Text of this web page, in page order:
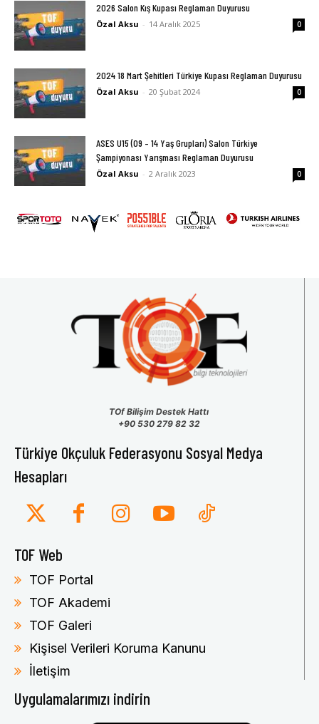
2026 Salon Kış Kupası Reglaman Duyurusu
Özal Aksu - 14 Aralık 2025 0
2024 18 Mart Şehitleri Türkiye Kupası Reglaman Duyurusu
Özal Aksu - 20 Şubat 2024 0
ASES U15 (09 – 14 Yaş Grupları) Salon Türkiye
Şampiyonası Yarışması Reglaman Duyurusu
Özal Aksu - 2 Aralık 2023 0
TOf Bilişim Destek Hattı
+90 530 279 82 32
Türkiye Okçuluk Federasyonu Sosyal Medya
Hesapları
TOF Web
TOF Portal
TOF Akademi
TOF Galeri
Kişisel Verileri Koruma Kanunu
İletişim
Uygulamalarımızı indirin